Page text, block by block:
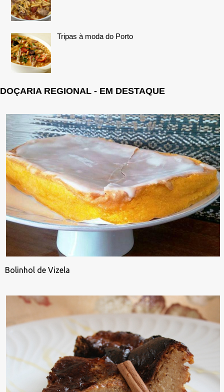
Tripas à moda do Porto
DOÇARIA REGIONAL - EM DESTAQUE
Bolinhol de Vizela